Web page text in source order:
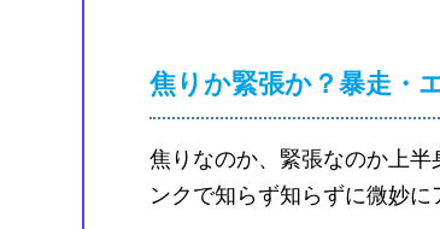
焦りか緊張か？暴走・
焦りなのか、緊張なのか上
ンクで知らず知らずに微妙に